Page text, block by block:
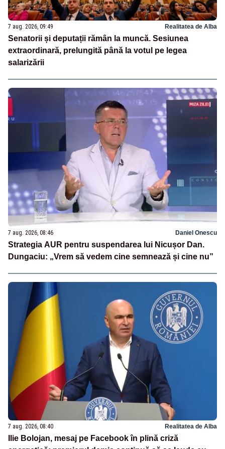
7 aug. 2026, 09:49 Realitatea de Alba
Senatorii și deputații rămân la muncă. Sesiunea
extraordinară, prelungită până la votul pe legea
salarizării
7 aug. 2026, 08:46 Daniel Onescu
Strategia AUR pentru suspendarea lui Nicușor Dan.
Dungaciu: „Vrem să vedem cine semnează și cine nu”
7 aug. 2026, 08:40 Realitatea de Alba
Ilie Bolojan, mesaj pe Facebook în plină criză